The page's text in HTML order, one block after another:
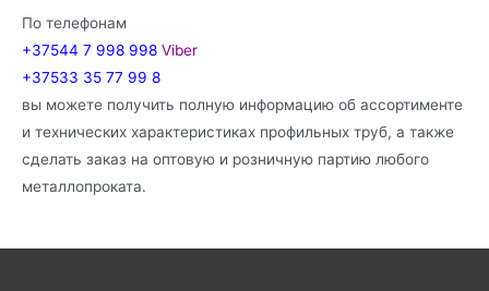
По телефонам
+37544 7 998 998 Viber
+37533 35 77 99 8
вы можете получить полную информацию об ассортименте
и технических характеристиках профильных труб, а также
сделать заказ на оптовую и розничную партию любого
металлопроката.